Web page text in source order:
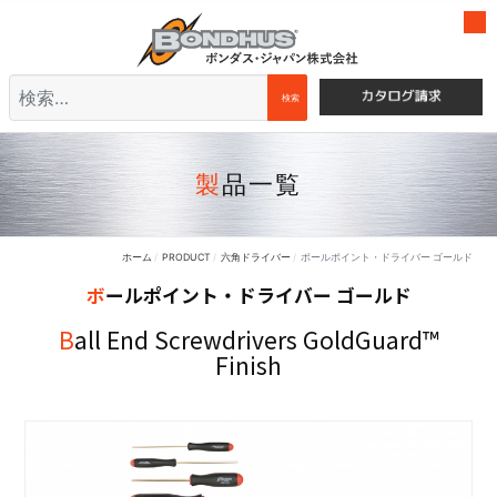
検索
検索
製品一覧
ホーム PRODUCT 六角ドライバー ボールポイント・ドライバー ゴールド
ボールポイント・ドライバー ゴールド
Ball End Screwdrivers GoldGuard™
Finish